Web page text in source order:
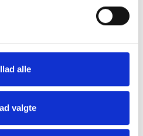
alle
valgte